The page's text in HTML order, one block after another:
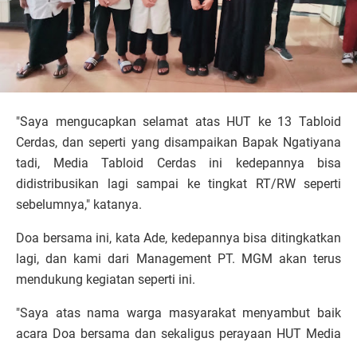
"Saya mengucapkan selamat atas HUT ke 13 Tabloid
Cerdas, dan seperti yang disampaikan Bapak Ngatiyana
tadi, Media Tabloid Cerdas ini kedepannya bisa
didistribusikan lagi sampai ke tingkat RT/RW seperti
sebelumnya," katanya.
Doa bersama ini, kata Ade, kedepannya bisa ditingkatkan
lagi, dan kami dari Management PT. MGM akan terus
mendukung kegiatan seperti ini.
"Saya atas nama warga masyarakat menyambut baik
acara Doa bersama dan sekaligus perayaan HUT Media